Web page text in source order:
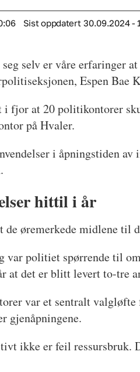
Sist oppdatert 30.09.2024 -
selv er våre erfaringer
Espen
i fjor at 20 politikontorer
på Hvaler.
i åpningstiden
hittil i år
de øremerkede midlene
var politiet spørrende til
at det er blitt levert to-tre
var et sentralt
gjenåpningene.
ikke er feil